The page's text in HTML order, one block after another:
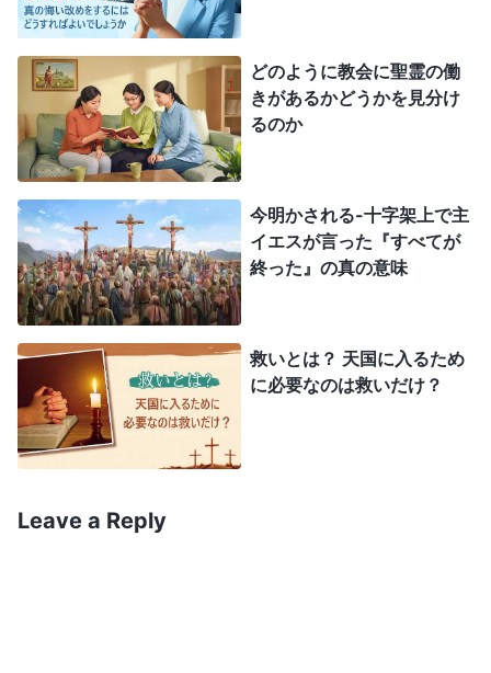
人々の痛みと無力さを、イエスが理解していたこと
が分かります。イエスは人間の弱さに哀れみを感じ
られたのです。私たちの堕落が露わになったり、罪
を犯したりした時に心から悔い改めるなら、神様は
悔い改めて私たちが変わる時間を下さいます。我達
もイエスに倣い、他の人の欠点や堕落した部分を正
しく示さなければなりません。進歩という観点か
ら、他の人たちを見なければなりません。これは、
クリスチャンがその人生の中で、他の人たちに接す
る際の原則でもあります。もし私たちが他の人に厳
しい姿勢を取り、あれこれと細かいことにこだわ
り、勝手に裁いたりするのであれば、そして、相手
がどのような人間かを決めつけて、欠点を見てどう
は傲慢とうぬぼれによる腐敗した性質によって接し
どのように教会に聖霊の働
きがあるかどうかを見分け
るのか
今明かされる-十字架上で主
イエスが言った『すべてが
終った』の真の意味
救いとは？ 天国に入るため
に必要なのは救いだけ？
Leave a Reply